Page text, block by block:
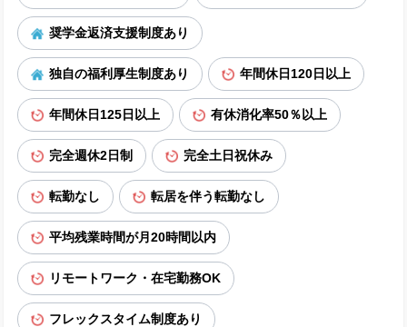
奨学金返済支援制度あり
独自の福利厚生制度あり 年間休日120日以上
年間休日125日以上 有休消化率50％以上
完全週休2日制 完全土日祝休み
転勤なし 転居を伴う転勤なし
平均残業時間が月20時間以内
リモートワーク・在宅勤務OK
フレックスタイム制度あり